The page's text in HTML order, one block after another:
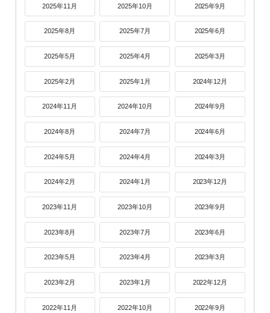
2025年11月 2025年10月 2025年9月
2025年8月 2025年7月 2025年6月
2025年5月 2025年4月 2025年3月
2025年2月 2025年1月 2024年12月
2024年11月 2024年10月 2024年9月
2024年8月 2024年7月 2024年6月
2024年5月 2024年4月 2024年3月
2024年2月 2024年1月 2023年12月
2023年11月 2023年10月 2023年9月
2023年8月 2023年7月 2023年6月
2023年5月 2023年4月 2023年3月
2023年2月 2023年1月 2022年12月
2022年11月 2022年10月 2022年9月